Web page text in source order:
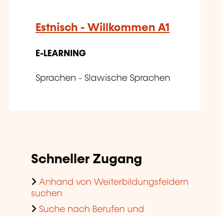
Estnisch - Willkommen A1
E-LEARNING
Sprachen - Slawische Sprachen
Schneller Zugang
Anhand von Weiterbildungsfeldern
suchen
Suche nach Berufen und